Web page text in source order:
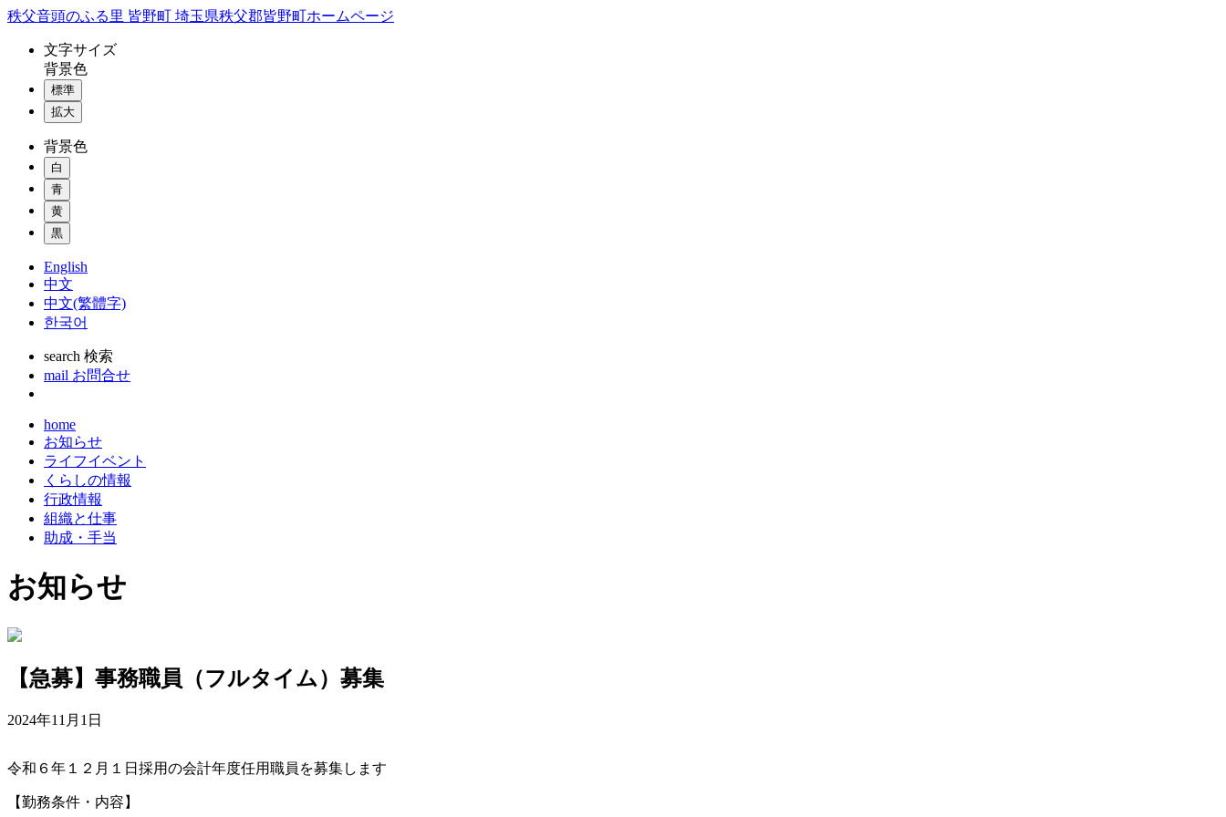
コ
秩父音頭のふる里 皆野町 埼玉県秩父郡皆野町ホームページ
文字サイズ
背景色
標準
拡大
背景色
白
青
黄
黒
English
中文
中文(繁體字)
한국어
search 検索
mail お問合せ
home
お知らせ
ライフイベント
くらしの情報
行政情報
組織と仕事
助成・手当
お知らせ
【急募】事務職員（フルタイム）募集
2024年11月1日
令和６年１２月１日採用の会計年度任用職員を募集します
【勤務条件・内容】